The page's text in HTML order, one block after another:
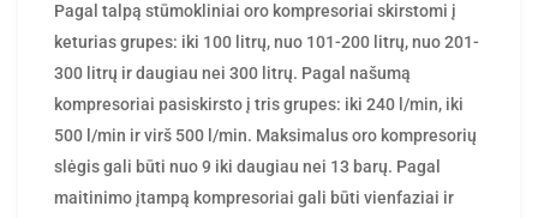
Pagal talpą stūmokliniai oro kompresoriai skirstomi į
keturias grupes: iki 100 litrų, nuo 101-200 litrų, nuo 201-
300 litrų ir daugiau nei 300 litrų. Pagal našumą
kompresoriai pasiskirsto į tris grupes: iki 240 l/min, iki
500 l/min ir virš 500 l/min. Maksimalus oro kompresorių
slėgis gali būti nuo 9 iki daugiau nei 13 barų. Pagal
maitinimo įtampą kompresoriai gali būti vienfaziai ir